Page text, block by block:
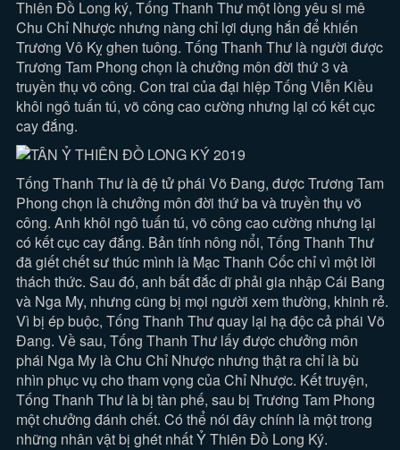
Thiên Đồ Long ký, Tống Thanh Thư một lòng yêu si mê
Chu Chỉ Nhược nhưng nàng chỉ lợi dụng hắn để khiến
Trương Vô Kỵ ghen tuông. Tống Thanh Thư là người được
Trương Tam Phong chọn là chưởng môn đời thứ 3 và
truyền thụ võ công. Con trai của đại hiệp Tống Viễn Kiều
khôi ngô tuấn tú, võ công cao cường nhưng lại có kết cục
cay đắng.
Tống Thanh Thư là đệ tử phái Võ Đang, được Trương Tam
Phong chọn là chưởng môn đời thứ ba và truyền thụ võ
công. Anh khôi ngô tuấn tú, võ công cao cường nhưng lại
có kết cục cay đắng. Bản tính nông nổi, Tống Thanh Thư
đã giết chết sư thúc mình là Mạc Thanh Cốc chỉ vì một lời
thách thức. Sau đó, anh bất đắc dĩ phải gia nhập Cái Bang
và Nga My, nhưng cũng bị mọi người xem thường, khinh rẻ.
Vì bị ép buộc, Tống Thanh Thư quay lại hạ độc cả phái Võ
Đang. Về sau, Tống Thanh Thư lấy được chưởng môn
phái Nga My là Chu Chỉ Nhược nhưng thật ra chỉ là bù
nhìn phục vụ cho tham vọng của Chỉ Nhược. Kết truyện,
Tống Thanh Thư là bị tàn phế, sau bị Trương Tam Phong
một chưởng đánh chết. Có thể nói đây chính là một trong
những nhân vật bị ghét nhất Ỷ Thiên Đồ Long Ký.